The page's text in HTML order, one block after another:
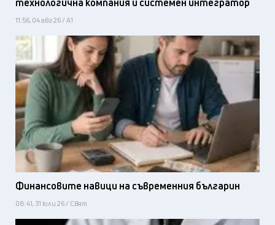
11:56, 04 авг 26 / А1
Финансовите навици на съвременния българин
08:41, 31 юли 26 / Свят